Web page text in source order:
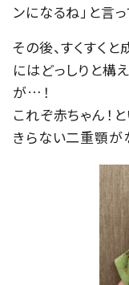
ンになるね」と言
その後、すくすく
にはどっしりと構
が…！
これぞ赤ちゃん！
きらない二重顎が